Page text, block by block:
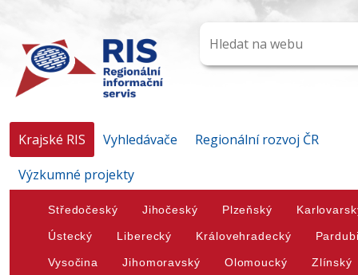
Krajské RIS Vyhledávače
Regionální rozvoj ČR
Výzkumné projekty
Středočeský Jihočeský Plzeňský
Ústecký Liberecký Královehradecký
Vysočina Jihomoravský Olomoucký Zlínský